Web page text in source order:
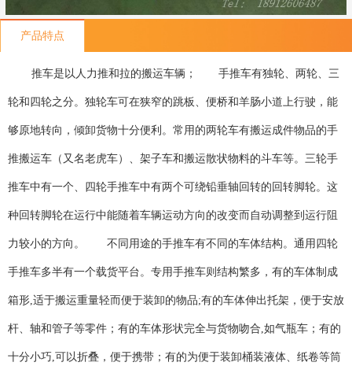
产品特点
推车是以人力推和拉的搬运车辆； 手推车有独轮、两轮、三
轮和四轮之分。独轮车可在狭窄的跳板、便桥和羊肠小道上行驶，能
够原地转向，倾卸货物十分便利。常用的两轮车有搬运成件物品的手
推搬运车（又名老虎车）、架子车和搬运散状物料的斗车等。三轮手
推车中有一个、四轮手推车中有两个可绕铅垂轴回转的回转脚轮。这
种回转脚轮在运行中能随着车辆运动方向的改变而自动调整到运行阻
力较小的方向。 不同用途的手推车有不同的车体结构。通用四轮
手推车多半有一个载货平台。专用手推车则结构繁多，有的车体制成
箱形,适于搬运重量轻而便于装卸的物品;有的车体伸出托架，便于安放
杆、轴和管子等零件；有的车体形状完全与货物吻合,如气瓶车；有的
十分小巧,可以折叠，便于携带；有的为便于装卸桶装液体、纸卷等筒